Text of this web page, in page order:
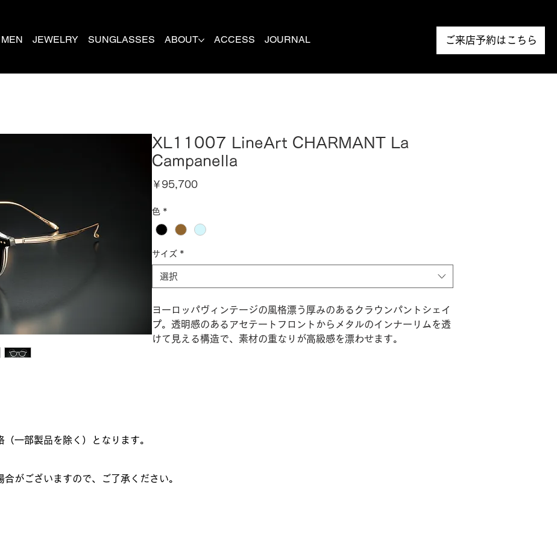
MEN JEWELRY SUNGLASSES ABOUT ACCESS JOURNAL ご来店予約はこちら
XL11007 LineArt CHARMANT La
Campanella
￥95,700価
色 *
サイズ *
選択
ヨーロッパヴィンテージの風格漂う厚みのあるクラウンパントシェイ
プ。透明感のあるアセテートフロントからメタルのインナーリムを透
けて見える構造で、素材の重なりが高級感を漂わせます。
一部製品を除く）となります。
がございますので、ご了承ください。